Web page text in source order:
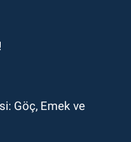
Göç, Emek ve